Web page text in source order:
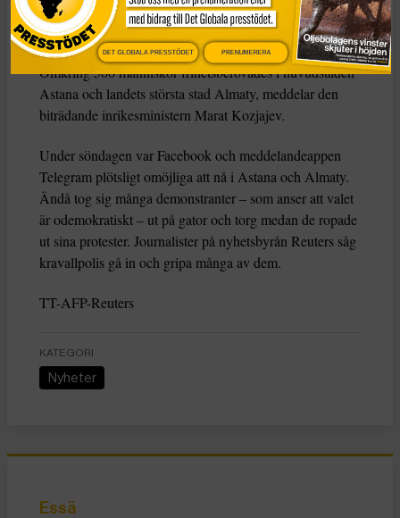
gruvbolag, är en smidig maktöverföring av stor betydelse
i den olje- och mineralrika före detta Sovjetrepubliken.
Omkring 500 människor frihetsberövades i huvudstaden
Astana och landets största stad Almaty, meddelar den
biträdande inrikesministern Marat Kozjajev.
Under söndagen var Facebook och meddelandeappen
Telegram plötsligt omöjliga att nå i Astana och Almaty.
Ändå tog sig många demonstranter – som anser att valet
är odemokratiskt – ut på gator och torg medan de ropade
ut sina protester. Journalister på nyhetsbyrån Reuters såg
kravallpolis gå in och gripa många av dem.
TT-AFP-Reuters
KATEGORI
Nyheter
Essä
DET GLOBALA PRESSTÖDET PRENUMERERA